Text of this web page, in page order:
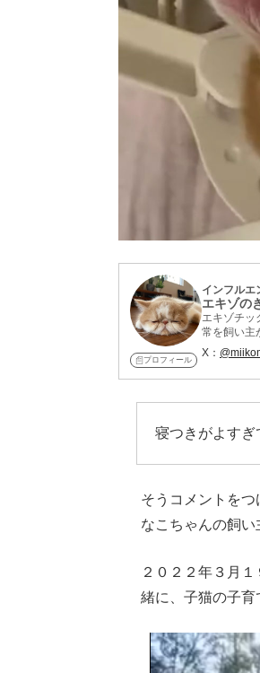
プロフィール
インフルエ
エキゾの
エキゾチッ
常を飼い主
X：
寝つきがよすぎ
そうコメントを
なこちゃんの飼い
２０２２年３月
緒に、子猫の子育